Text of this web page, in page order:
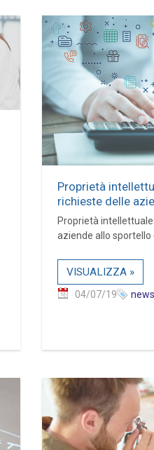
Proprietà
richieste delle
Proprietà
aziende allo sportello
VISUALIZZA »
04/07/19 news